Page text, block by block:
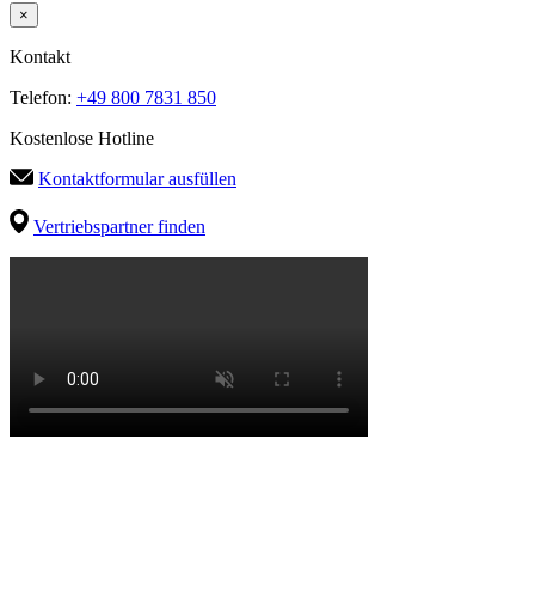
×
Kontakt
Telefon: +49 800 7831 850
Kostenlose Hotline
Kontaktformular ausfüllen
Vertriebspartner finden